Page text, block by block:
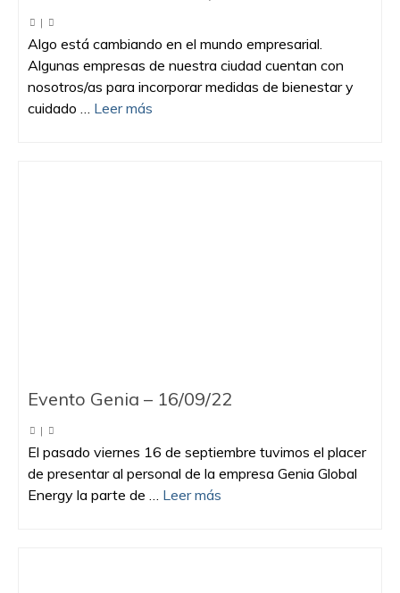
|
Algo está cambiando en el mundo empresarial.
Algunas empresas de nuestra ciudad cuentan con
nosotros/as para incorporar medidas de bienestar y
cuidado … Leer más
Evento Genia – 16/09/22
|
El pasado viernes 16 de septiembre tuvimos el placer
de presentar al personal de la empresa Genia Global
Energy la parte de … Leer más